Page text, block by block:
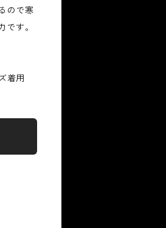
ので寒
す。
着用